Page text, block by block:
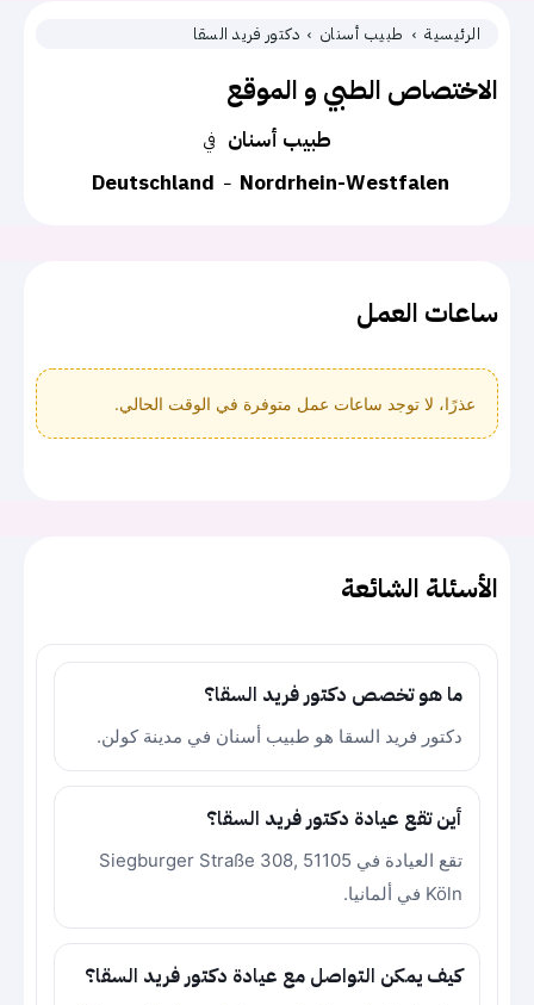
الرئيسية طبيب أسنان دكتور فريد السقا
الاختصاص الطبي و الموقع
في طبيب أسنان
Deutschland
Nordrhein-Westfalen
ساعات العمل
عذرًا، لا توجد ساعات عمل متوفرة في الوقت الحالي.
الأسئلة الشائعة
ما هو تخصص دكتور فريد السقا؟
دكتور فريد السقا هو طبيب أسنان في مدينة كولن.
أين تقع عيادة دكتور فريد السقا؟
تقع العيادة في Siegburger Straße 308, 51105
Köln في ألمانيا.
كيف يمكن التواصل مع عيادة دكتور فريد السقا؟